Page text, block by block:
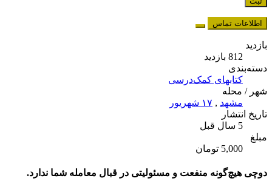
اطلاعات تماس
بازدید
812 بازدید
دسته‌بندی
کتابهای کمک‌درسی
شهر / محله
مشهد, ۱۷ شهریور
تاریخ انتشار
5 سال قبل
مبلغ
5,000 تومان
دوچی هیچ‌گونه منفعت و مسئولیتی در قبال معامله شما ندارد.